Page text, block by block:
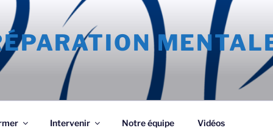
Intervenir Notre équipe Vidéos